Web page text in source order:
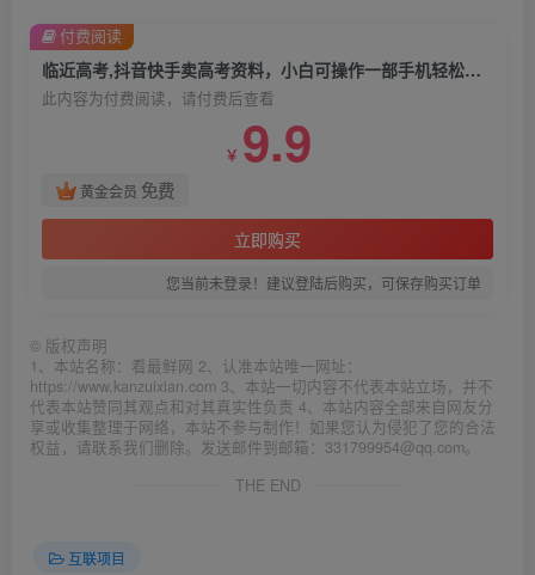
临近高考,抖音快手卖高考资料，小白可操作一部手机轻松月入过万
此内容为付费阅读，请付费后查看
￥ 9.9
黄金会员 免费
立即购买
您当前未登录！建议登陆后购买，可保存购买订单
付费阅读
© 版权声明
1、本站名称：看最鲜网 2、认准本站唯一网址：
https://www.kanzuixian.com 3、本站一切内容不代表本站立场，并不
代表本站赞同其观点和对其真实性负责 4、本站内容全部来自网友分
享或收集整理于网络，本站不参与制作！如果您认为侵犯了您的合法
权益，请联系我们删除。发送邮件到邮箱：331799954@qq.com。
THE END
互联项目